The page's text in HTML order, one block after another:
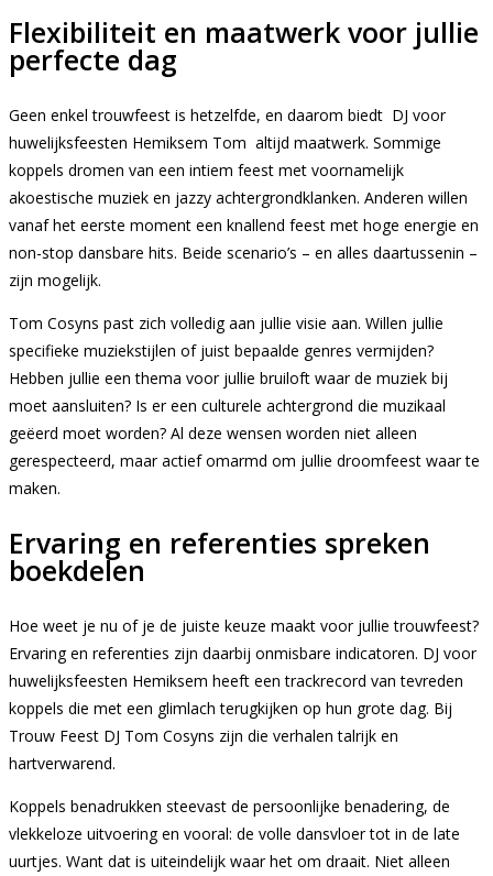
Flexibiliteit en maatwerk voor jullie
perfecte dag
Geen enkel trouwfeest is hetzelfde, en daarom biedt DJ voor
huwelijksfeesten Hemiksem Tom altijd maatwerk. Sommige
koppels dromen van een intiem feest met voornamelijk
akoestische muziek en jazzy achtergrondklanken. Anderen willen
vanaf het eerste moment een knallend feest met hoge energie en
non-stop dansbare hits. Beide scenario’s – en alles daartussenin –
zijn mogelijk.
Tom Cosyns past zich volledig aan jullie visie aan. Willen jullie
specifieke muziekstijlen of juist bepaalde genres vermijden?
Hebben jullie een thema voor jullie bruiloft waar de muziek bij
moet aansluiten? Is er een culturele achtergrond die muzikaal
geëerd moet worden? Al deze wensen worden niet alleen
gerespecteerd, maar actief omarmd om jullie droomfeest waar te
maken.
Ervaring en referenties spreken
boekdelen
Hoe weet je nu of je de juiste keuze maakt voor jullie trouwfeest?
Ervaring en referenties zijn daarbij onmisbare indicatoren. DJ voor
huwelijksfeesten Hemiksem heeft een trackrecord van tevreden
koppels die met een glimlach terugkijken op hun grote dag. Bij
Trouw Feest DJ Tom Cosyns zijn die verhalen talrijk en
hartverwarend.
Koppels benadrukken steevast de persoonlijke benadering, de
vlekkeloze uitvoering en vooral: de volle dansvloer tot in de late
uurtjes. Want dat is uiteindelijk waar het om draait. Niet alleen